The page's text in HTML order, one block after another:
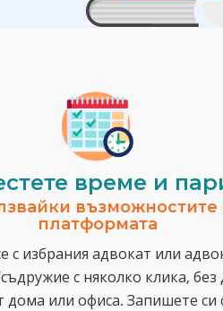
време и
възможностите
платформата
с избрания адвокат или
с няколко клика, без
дома или офиса. Запишете си